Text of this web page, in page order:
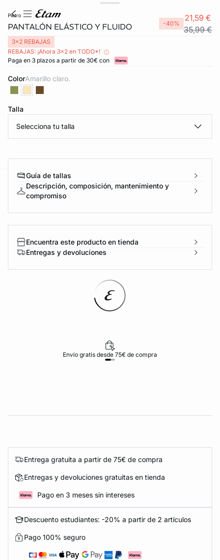
pietro
PANTALÓN ELÁSTICO Y FLUIDO -40%
21,59 €
35,99 €
3x2 REBAJAS
REBAJAS: ¡Ahora 3x2 en TODO*!
Paga en 3 plazos a partir de 30€ con
Color amarillo claro.
Talla
Selecciona tu talla
Guía de tallas
Descripción, composición, mantenimiento y
compromiso
Encuentra este producto en tienda
Entregas y devoluciones
Envío gratis desde 75€ de compra
Entrega gratuita a partir de 75€ de compra
Entregas y devoluciones gratuitas en tienda
Pago en 3 meses sin intereses
Descuento estudiantes: -20% a partir de 2 artículos
Pago 100% seguro